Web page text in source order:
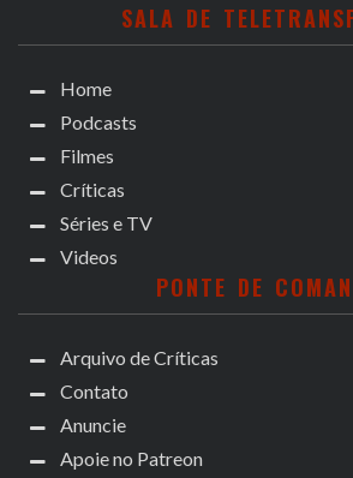
SALA DE
Home
Podcasts
Filmes
Críticas
Séries e TV
Videos
PONTE DE
Arquivo de Críticas
Contato
Anuncie
Apoie no Patreon